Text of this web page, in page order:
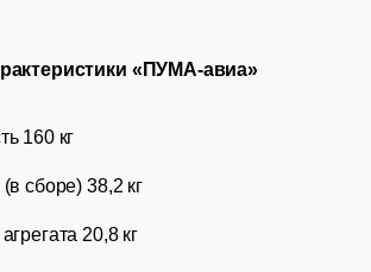
«ПУМА-авиа»
160 кг
сборе) 38,2 кг
20,8 кг